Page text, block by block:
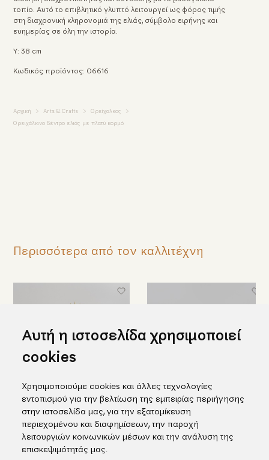
Αυτή η ιστοσελίδα χρησιμοποιεί
cookies
Χρησιμοποιούμε cookies και άλλες τεχνολογίες
εντοπισμού για την βελτίωση της εμπειρίας περιήγησης
στην ιστοσελίδα μας, για την εξατομίκευση
περιεχομένου και διαφημίσεων, την παροχή
λειτουργιών κοινωνικών μέσων και την ανάλυση της
επισκεψιμότητάς μας.
τοπίο. Αυτό το επιβλητικό γλυπτό λειτουργεί ως φόρος τιμής
στη διαχρονική κληρονομιά της ελιάς, σύμβολο ειρήνης και
ευημερίας σε όλη την ιστορία.
Υ: 38 cm
Κωδικός προϊόντος: 06616
Αρχική Arts & Crafts Ορείχαλκος
Ορειχάλκινο δέντρο ελιάς με πλατύ κορμό
Περισσότερα από τον καλλιτέχνη
Ορειχάλκινο δέντρο ελιάς Ορειχάλκινο δέντρο ελιάς